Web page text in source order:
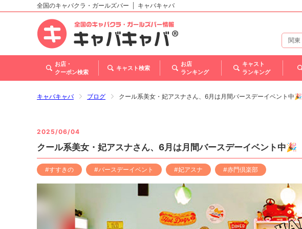
北海道
東北
甲信越・北陸
関西
全国のキャバクラ・ガールズバー キャバキャバ
お店・
クーポン検索
キャスト検索
お店
ランキング
キャスト
ランキング
キャバキャバ ブログ クール系美女・妃アスナさん、6月は月間バースデーイベント中🎉
2025/06/04
クール系美女・妃アスナさん、6月は月間バースデーイベント中🎉
#すすきの #バースデーイベント #妃アスナ #赤門倶楽部